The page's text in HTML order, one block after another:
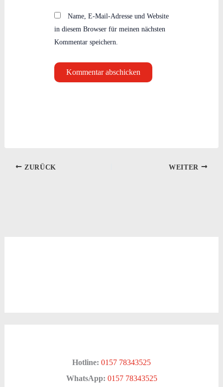
Name, E-Mail-Adresse und Website
in diesem Browser für meinen nächsten
Kommentar speichern.
ZURÜCK WEITER
Hotline: 0157 78343525
WhatsApp: 0157 78343525